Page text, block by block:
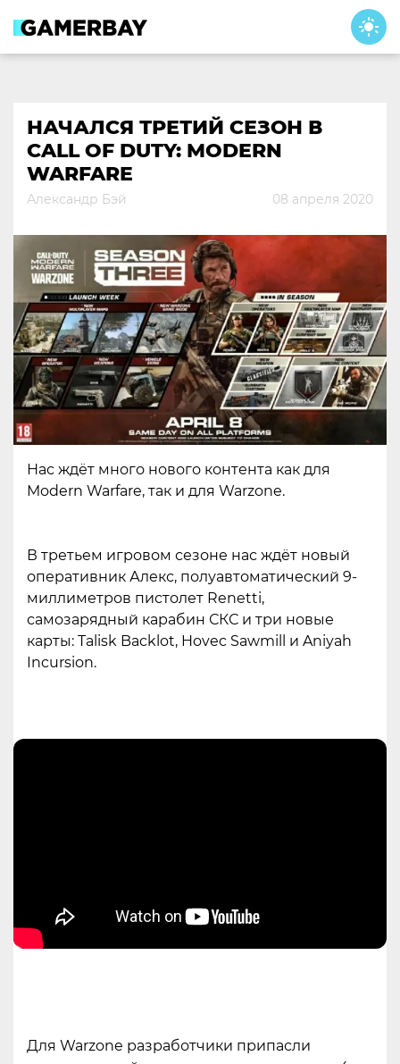
content
НАЧАЛСЯ ТРЕТИЙ СЕЗОН В
CALL OF DUTY: MODERN
WARFARE
Александр Бэй 08 апреля 2020
Нас ждёт много нового контента как для
Modern Warfare, так и для Warzone.
В третьем игровом сезоне нас ждёт новый
оперативник Алекс, полуавтоматический 9-
миллиметров пистолет Renetti,
самозарядный карабин СКС и три новые
карты: Talisk Backlot, Hovec Sawmill и Aniyah
Incursion.
Для Warzone разработчики припасли